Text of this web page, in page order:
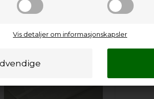
Vis detaljer om informasjonskapsler